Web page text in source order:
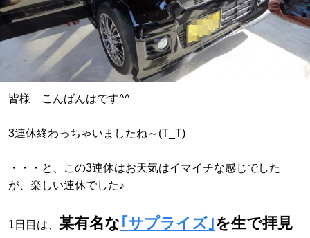
皆様 こんばんはです^^
3連休終わっちゃいましたね～(T_T)
・・・と、この3連休はお天気はイマイチな感じでした
が、楽しい連休でした♪
1日目は、 某有名な｢サプライズ｣を生で拝見